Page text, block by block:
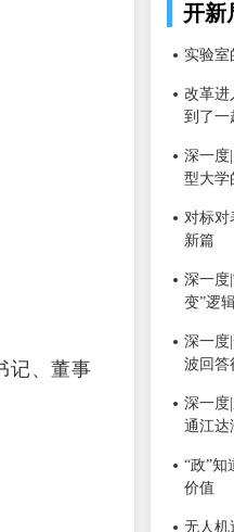
记、董事
开新
实验室
改革进
到了一
深一度
型大学
对标对
新篇
深一度
变”逻
深一度
波回答
深一度
通江达
“政”知
价值
无人机